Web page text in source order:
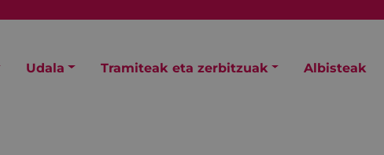
Udala Tramiteak eta zerbitzuak Albisteak